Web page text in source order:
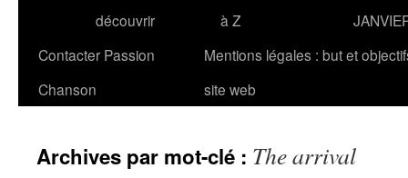
découvrir
à Z
Contacter Passion
Chanson
Mentions légales : but et
site web
Archives par mot-clé : The arrival